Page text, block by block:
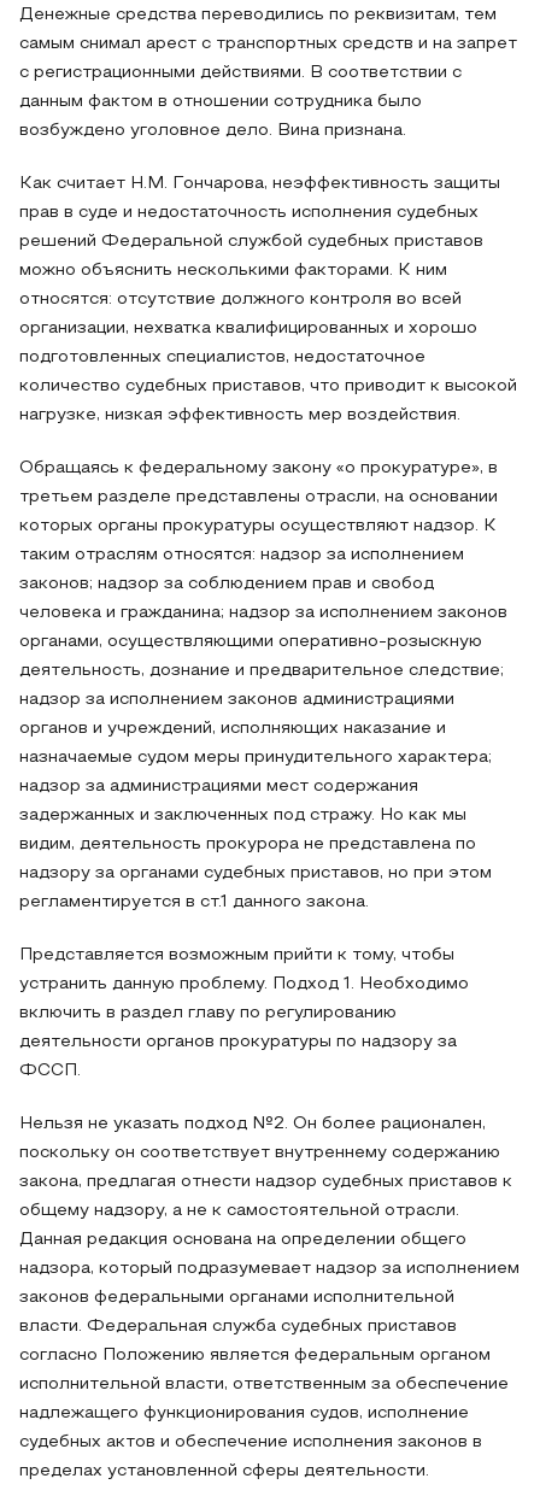
Денежные средства переводились по реквизитам, тем
самым снимал арест с транспортных средств и на запрет
с регистрационными действиями. В соответствии с
данным фактом в отношении сотрудника было
возбуждено уголовное дело. Вина признана.
Как считает Н.М. Гончарова, неэффективность защиты
прав в суде и недостаточность исполнения судебных
решений Федеральной службой судебных приставов
можно объяснить несколькими факторами. К ним
относятся: отсутствие должного контроля во всей
организации, нехватка квалифицированных и хорошо
подготовленных специалистов, недостаточное
количество судебных приставов, что приводит к высокой
нагрузке, низкая эффективность мер воздействия.
Обращаясь к федеральному закону «о прокуратуре», в
третьем разделе представлены отрасли, на основании
которых органы прокуратуры осуществляют надзор. К
таким отраслям относятся: надзор за исполнением
законов; надзор за соблюдением прав и свобод
человека и гражданина; надзор за исполнением законов
органами, осуществляющими оперативно-розыскную
деятельность, дознание и предварительное следствие;
надзор за исполнением законов администрациями
органов и учреждений, исполняющих наказание и
назначаемые судом меры принудительного характера;
надзор за администрациями мест содержания
задержанных и заключенных под стражу. Но как мы
видим, деятельность прокурора не представлена по
надзору за органами судебных приставов, но при этом
регламентируется в ст.1 данного закона.
Представляется возможным прийти к тому, чтобы
устранить данную проблему. Подход 1. Необходимо
включить в раздел главу по регулированию
деятельности органов прокуратуры по надзору за
ФССП.
Нельзя не указать подход №2. Он более рационален,
поскольку он соответствует внутреннему содержанию
закона, предлагая отнести надзор судебных приставов к
общему надзору, а не к самостоятельной отрасли.
Данная редакция основана на определении общего
надзора, который подразумевает надзор за исполнением
законов федеральными органами исполнительной
власти. Федеральная служба судебных приставов
согласно Положению является федеральным органом
исполнительной власти, ответственным за обеспечение
надлежащего функционирования судов, исполнение
судебных актов и обеспечение исполнения законов в
пределах установленной сферы деятельности.